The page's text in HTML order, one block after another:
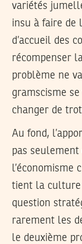
variétés
insu à faire de
d’accueil des
récompenser
problème ne
gramscisme
changer de
Au fond,
pas seulement
l’économisme
tient la culture
question
rarement les
le deuxième